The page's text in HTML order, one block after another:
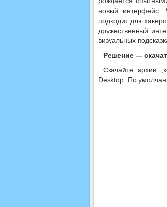
новый интерфейс.
подходит для
дружественный
визуальных
Решение —
Скачайте архив
Desktop. По